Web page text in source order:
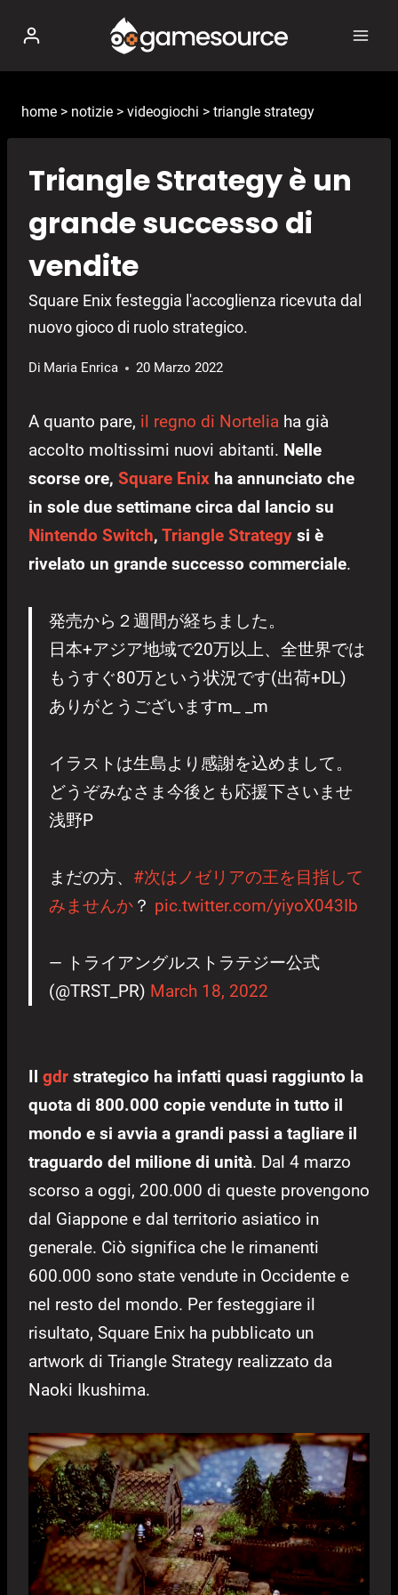
contenuto
home > notizie > videogiochi > triangle strategy
Triangle Strategy è un
grande successo di
vendite
Square Enix festeggia l'accoglienza ricevuta dal
nuovo gioco di ruolo strategico.
Di Maria Enrica 20 Marzo 2022
A quanto pare, il regno di Nortelia ha già
accolto moltissimi nuovi abitanti. Nelle
scorse ore, Square Enix ha annunciato che
in sole due settimane circa dal lancio su
Nintendo Switch, Triangle Strategy si è
rivelato un grande successo commerciale.
発売から２週間が経ちました。
日本+アジア地域で20万以上、全世界では
もうすぐ80万という状況です(出荷+DL)
ありがとうございますm_ _m
イラストは生島より感謝を込めまして。
どうぞみなさま今後とも応援下さいませ
浅野P
まだの方、 #次はノゼリアの王を目指して
みませんか ？ pic.twitter.com/yiyoX043Ib
— トライアングルストラテジー公式
(@TRST_PR) March 18, 2022
Il gdr strategico ha infatti quasi raggiunto la
quota di 800.000 copie vendute in tutto il
mondo e si avvia a grandi passi a tagliare il
traguardo del milione di unità. Dal 4 marzo
scorso a oggi, 200.000 di queste provengono
dal Giappone e dal territorio asiatico in
generale. Ciò significa che le rimanenti
600.000 sono state vendute in Occidente e
nel resto del mondo. Per festeggiare il
risultato, Square Enix ha pubblicato un
artwork di Triangle Strategy realizzato da
Naoki Ikushima.